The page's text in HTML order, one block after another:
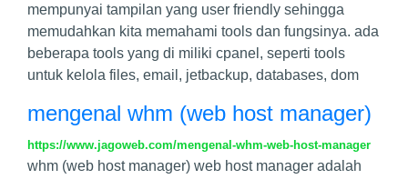
mempunyai tampilan yang user friendly sehingga
memudahkan kita memahami tools dan fungsinya. ada
beberapa tools yang di miliki cpanel, seperti tools
untuk kelola files, email, jetbackup, databases, dom
mengenal whm (web host manager)
https://www.jagoweb.com/mengenal-whm-web-host-manager
whm (web host manager) web host manager adalah